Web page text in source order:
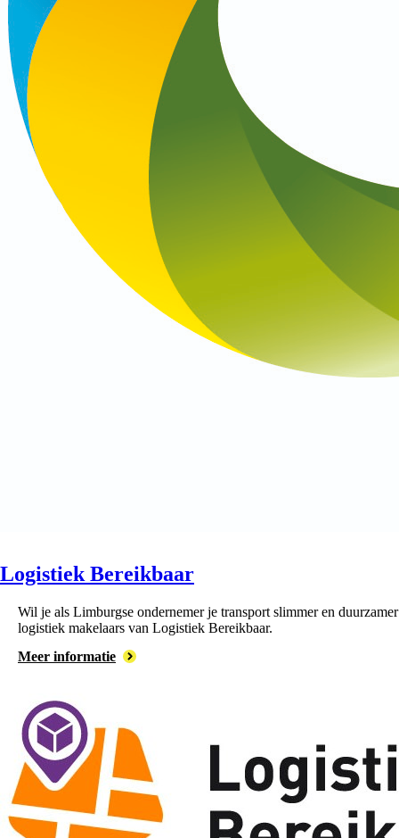
Logistiek Bereikbaar
Wil je als Limburgse ondernemer je transport slimmer en
logistiek makelaars van Logistiek Bereikbaar.
Meer informatie